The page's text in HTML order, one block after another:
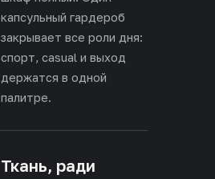
капсульный гардероб
закрывает все роли дня:
спорт, casual и выход
держатся в одной
палитре.
Ткань, ради